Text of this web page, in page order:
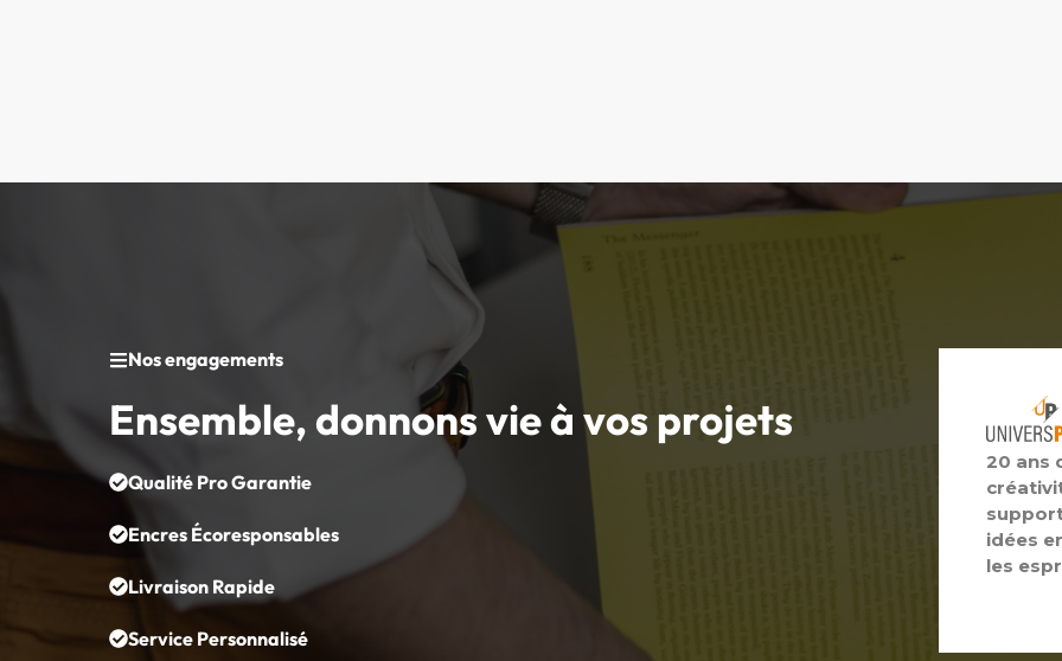
Nos engagements
Ensemble, donnons vie à vosprojets
Qualité Pro Garantie
Encres Écoresponsables
Livraison Rapide
Service Personnalisé
20 ans
idées
les